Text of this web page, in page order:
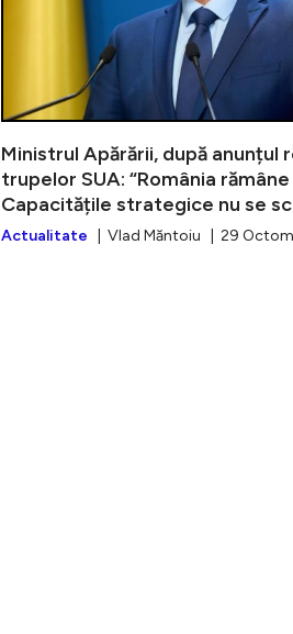
Ministrul Apărării, după anunțul
trupelor SUA: “România
Capacitățile strategice nu se
Actualitate | Vlad Măntoiu | 29